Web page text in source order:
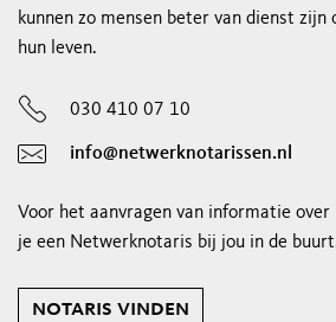
kunnen zo mensen beter van dienst zijn
hun leven.
030 410 07 10
info@netwerknotarissen.nl
Voor het aanvragen van informatie
je een Netwerknotaris bij jou in de
notaris vinden